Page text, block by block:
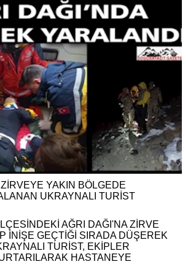
YAKIN BÖLGEDE
UKRAYNALI TURİST
AĞRI DAĞI'NA ZİRVE
İNİŞE GEÇTİĞİ SIRADA DÜŞEREK
TURİST, EKİPLER
HASTANEYE